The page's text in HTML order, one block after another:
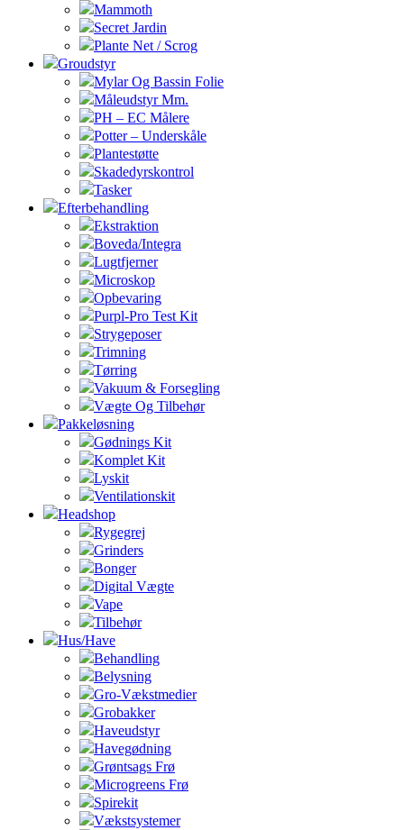
Mammoth
Secret Jardin
Plante Net / Scrog
Groudstyr
Mylar Og Bassin Folie
Måleudstyr Mm.
PH – EC Målere
Potter – Underskåle
Plantestøtte
Skadedyrskontrol
Tasker
Efterbehandling
Ekstraktion
Boveda/Integra
Lugtfjerner
Microskop
Opbevaring
Purpl-Pro Test Kit
Strygeposer
Trimning
Tørring
Vakuum & Forsegling
Vægte Og Tilbehør
Pakkeløsning
Gødnings Kit
Komplet Kit
Lyskit
Ventilationskit
Headshop
Rygegrej
Grinders
Bonger
Digital Vægte
Vape
Tilbehør
Hus/Have
Behandling
Belysning
Gro-Vækstmedier
Grobakker
Haveudstyr
Havegødning
Grøntsags Frø
Microgreens Frø
Spirekit
Vækstsystemer